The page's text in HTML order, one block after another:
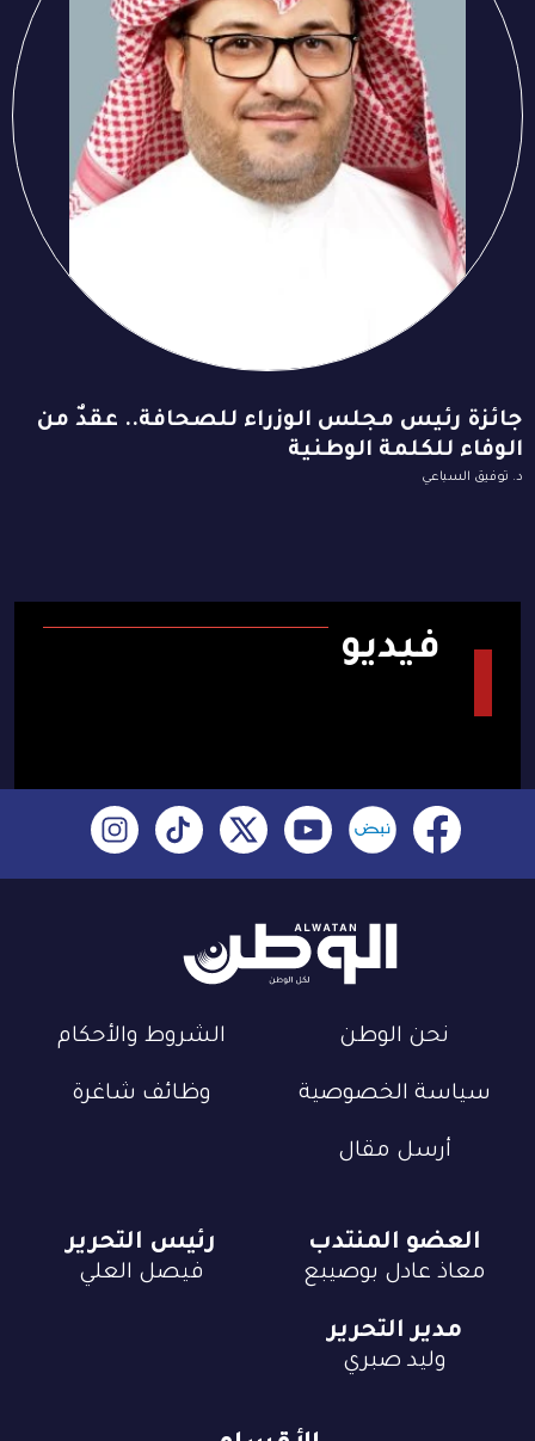
جائزة رئيس مجلس الوزراء للصحافة.. عقدٌ من
الوفاء للكلمة الوطنية
د. توفيق السباعي
فيديو
نحن الوطن الشروط والأحكام
سياسة الخصوصية وظائف شاغرة
أرسل مقال
العضو المنتدب
معاذ عادل بوصيبع
رئيس التحرير
فيصل العلي
مدير التحرير
وليد صبري